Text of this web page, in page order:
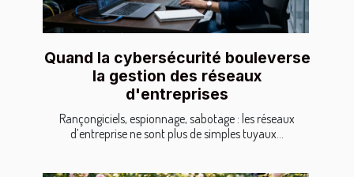
Quand la cybersécurité bouleverse
la gestion des réseaux
d'entreprises
Rançongiciels, espionnage, sabotage : les réseaux
d’entreprise ne sont plus de simples tuyaux...